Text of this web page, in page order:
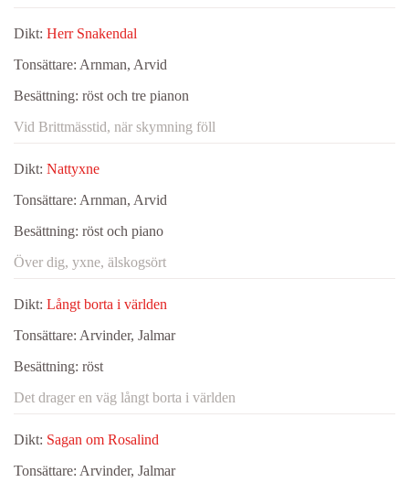
Dikt: Herr Snakendal
Tonsättare: Arnman, Arvid
Besättning: röst och tre pianon
Vid Brittmässtid, när skymning föll
Dikt: Nattyxne
Tonsättare: Arnman, Arvid
Besättning: röst och piano
Över dig, yxne, älskogsört
Dikt: Långt borta i världen
Tonsättare: Arvinder, Jalmar
Besättning: röst
Det drager en väg långt borta i världen
Dikt: Sagan om Rosalind
Tonsättare: Arvinder, Jalmar